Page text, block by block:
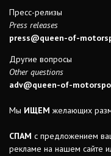
Пресс-релизы
Press releases
press@queen-of-
Другие вопросы
Other questions
adv@queen-of-
Мы ИЩЕМ желающих
СПАМ с предложением
рекламе на нашем сайте